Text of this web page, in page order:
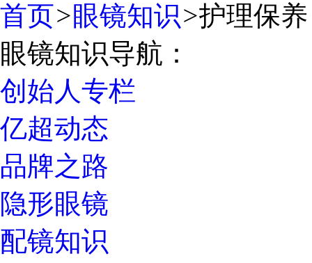
首页>眼镜知识>护理保养
眼镜知识导航：
创始人专栏
亿超动态
品牌之路
隐形眼镜
配镜知识